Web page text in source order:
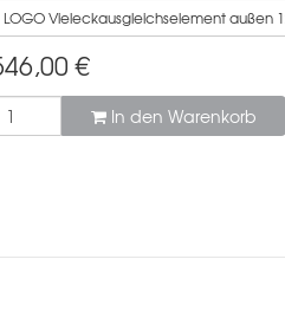
LOGO Vieleckausgleichselement außen
€
In den Warenkorb